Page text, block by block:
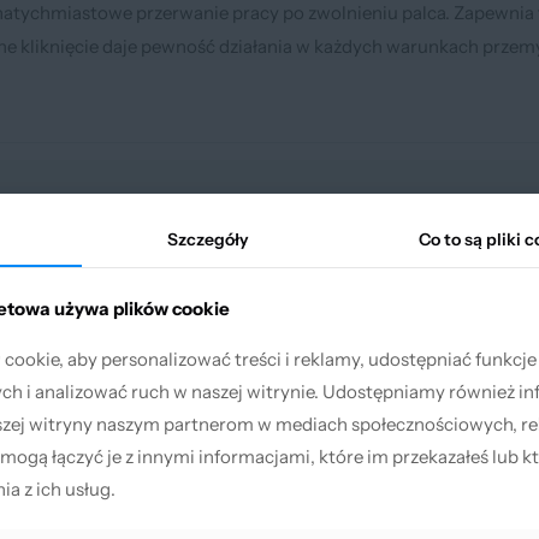
przerwanie pracy po zwolnieniu palca.
daje pewność działania w każdych warunkach
Szczegóły Co to są pliki
używa plików cookie
aby personalizować treści i reklamy, udostępniać
i analizować ruch w naszej witrynie. Udostępniamy również
witryny naszym partnerom w mediach społecznościowych,
łączyć je z innymi informacjami, które im przekazałeś lub
z ich usług.
Szczegóły Co to są pliki
używa plików cookie
aby personalizować treści i reklamy, udostępniać
i analizować ruch w naszej witrynie. Udostępniamy również
witryny naszym partnerom w mediach społecznościowych,
łączyć je z innymi informacjami, które im przekazałeś lub
z ich usług.